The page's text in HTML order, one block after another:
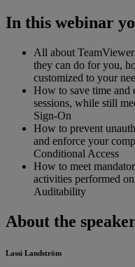
In this webinar
All about
they can do for you,
customized to your
How to save time and
sessions, while still
Sign-On
How to prevent
and enforce your
Conditional Access
How to meet
activities performed
Auditability
About the
Lassi Landström